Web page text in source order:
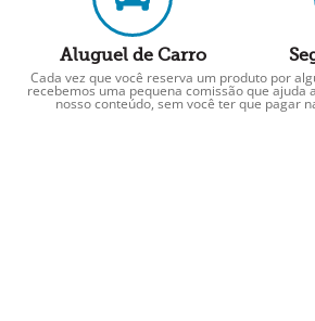
Aluguel de Carro
Cada vez que você reserva um produto por
recebemos uma pequena comissão que ajuda
nosso conteúdo, sem você ter que pagar